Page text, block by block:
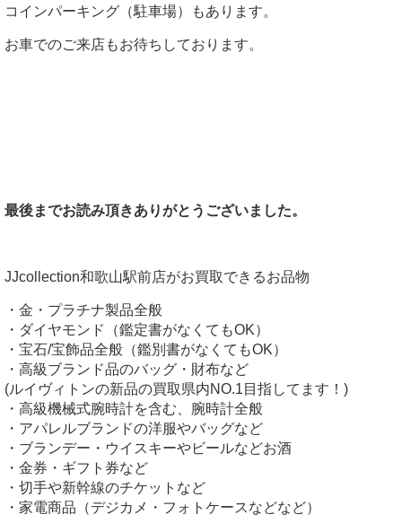
コインパーキング（駐車場）もあります。
お車でのご来店もお待ちしております。
最後までお読み頂きありがとうございました。
JJcollection和歌山駅前店がお買取できるお品物
・金・プラチナ製品全般
・ダイヤモンド（鑑定書がなくてもOK）
・宝石/宝飾品全般（鑑別書がなくてもOK）
・高級ブランド品のバッグ・財布など
(ルイヴィトンの新品の買取県内NO.1目指してます！)
・高級機械式腕時計を含む、腕時計全般
・アパレルブランドの洋服やバッグなど
・ブランデー・ウイスキーやビールなどお酒
・金券・ギフト券など
・切手や新幹線のチケットなど
・家電商品（デジカメ・フォトケースなどなど）